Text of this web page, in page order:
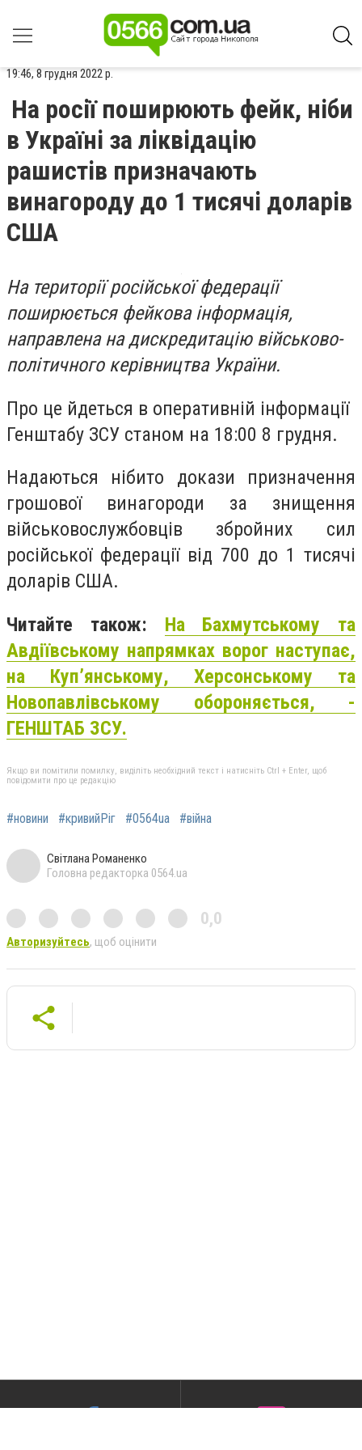
19:46, 8 грудня 2022 р.
На росії поширюють фейк, ніби
в Україні за ліквідацію
рашистів призначають
винагороду до 1 тисячі доларів
США
На території російської федерації
поширюється фейкова інформація,
направлена на дискредитацію військово-
політичного керівництва України.
Про це йдеться в оперативній інформації
Генштабу ЗСУ станом на 18:00 8 грудня.
Надаються нібито докази призначення
грошової винагороди за знищення
військовослужбовців збройних сил
російської федерації від 700 до 1 тисячі
доларів США.
Читайте також: На Бахмутському та
Авдіївському напрямках ворог наступає,
на Куп’янському, Херсонському та
Новопавлівському обороняється, -
ГЕНШТАБ ЗСУ.
Якщо ви помітили помилку, виділіть необхідний текст і натисніть Ctrl + Enter, щоб
повідомити про це редакцію
#новини #кривийРіг #0564ua #війна
Світлана Романенко
Головна редакторка 0564.ua
0,0
Авторизуйтесь, щоб оцінити